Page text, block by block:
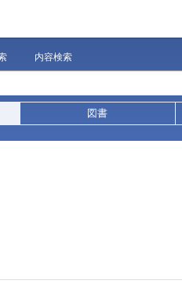
内容検索
図書